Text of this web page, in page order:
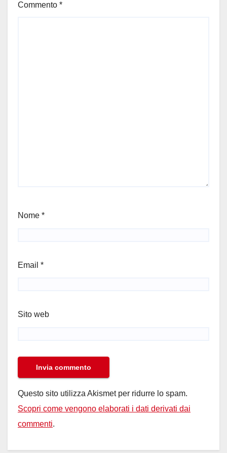
Commento *
Nome *
Email *
Sito web
Questo sito utilizza Akismet per ridurre lo spam.
Scopri come vengono elaborati i dati derivati dai
commenti.